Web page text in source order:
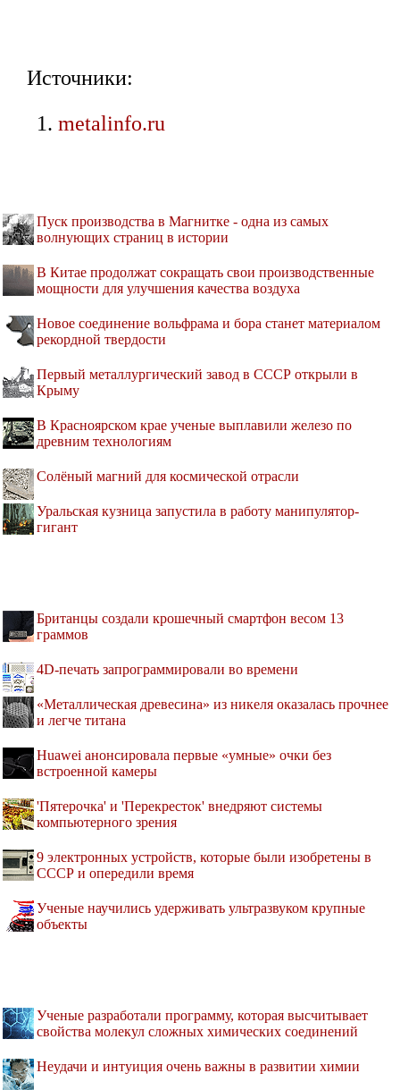
Источники:
metalinfo.ru
Пуск производства в Магнитке - одна из самых
волнующих страниц в истории
В Китае продолжат сокращать свои производственные
мощности для улучшения качества воздуха
Новое соединение вольфрама и бора станет материалом
рекордной твердости
Первый металлургический завод в СССР открыли в
Крыму
В Красноярском крае ученые выплавили железо по
древним технологиям
Солёный магний для космической отрасли
Уральская кузница запустила в работу манипулятор-
гигант
Британцы создали крошечный смартфон весом 13
граммов
4D-печать запрограммировали во времени
«Металлическая древесина» из никеля оказалась прочнее
и легче титана
Huawei анонсировала первые «умные» очки без
встроенной камеры
'Пятерочка' и 'Перекресток' внедряют системы
компьютерного зрения
9 электронных устройств, которые были изобретены в
СССР и опередили время
Ученые научились удерживать ультразвуком крупные
объекты
Ученые разработали программу, которая высчитывает
свойства молекул сложных химических соединений
Неудачи и интуиция очень важны в развитии химии